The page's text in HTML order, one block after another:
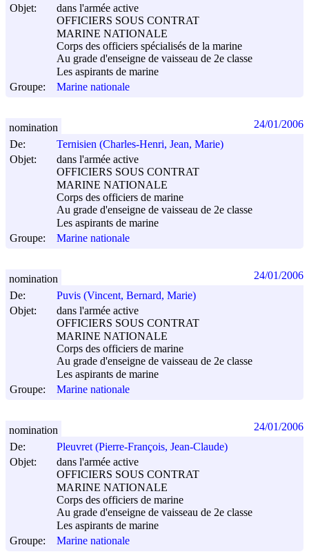
Objet:
dans l'armée active
OFFICIERS SOUS CONTRAT
MARINE NATIONALE
Corps des officiers spécialisés de la marine
Au grade d'enseigne de vaisseau de 2e classe
Les aspirants de marine
Groupe:
Marine nationale
De:
Ternisien (Charles-Henri, Jean, Marie)
Objet:
dans l'armée active
OFFICIERS SOUS CONTRAT
MARINE NATIONALE
Corps des officiers de marine
Au grade d'enseigne de vaisseau de 2e classe
Les aspirants de marine
Groupe:
Marine nationale
nomination 24/01/2006
De:
Puvis (Vincent, Bernard, Marie)
Objet:
dans l'armée active
OFFICIERS SOUS CONTRAT
MARINE NATIONALE
Corps des officiers de marine
Au grade d'enseigne de vaisseau de 2e classe
Les aspirants de marine
Groupe:
Marine nationale
nomination 24/01/2006
De:
Pleuvret (Pierre-François, Jean-Claude)
Objet:
dans l'armée active
OFFICIERS SOUS CONTRAT
MARINE NATIONALE
Corps des officiers de marine
Au grade d'enseigne de vaisseau de 2e classe
Les aspirants de marine
Groupe:
Marine nationale
nomination 24/01/2006